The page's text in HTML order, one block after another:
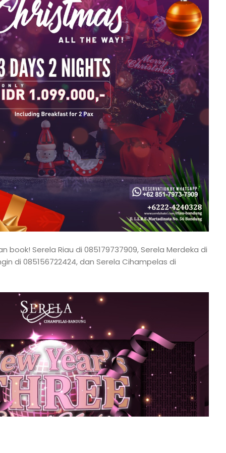
book! Serela Riau di 085179737909, Serela Merdeka di
di 085156722424, dan Serela Cihampelas di